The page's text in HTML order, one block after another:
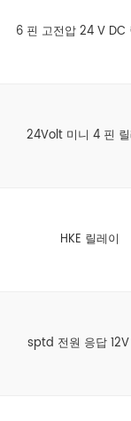
6 핀 고전압 24 V DC
24Volt 미니 4 핀
HKE 릴레이
sptd 전원 응답